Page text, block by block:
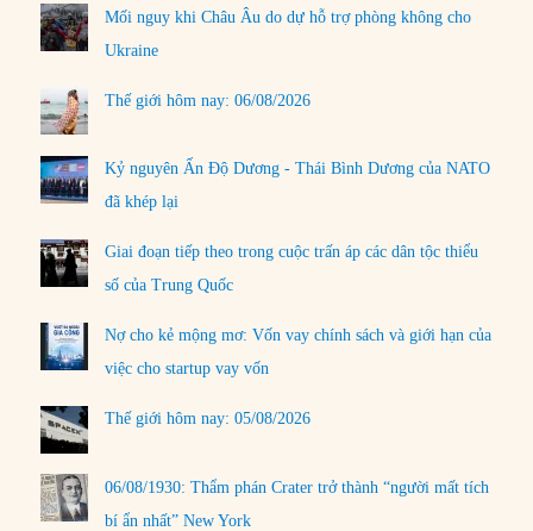
Mối nguy khi Châu Âu do dự hỗ trợ phòng không cho
Ukraine
Thế giới hôm nay: 06/08/2026
Kỷ nguyên Ấn Độ Dương - Thái Bình Dương của NATO
đã khép lại
Giai đoạn tiếp theo trong cuộc trấn áp các dân tộc thiểu
số của Trung Quốc
Nợ cho kẻ mộng mơ: Vốn vay chính sách và giới hạn của
việc cho startup vay vốn
Thế giới hôm nay: 05/08/2026
06/08/1930: Thẩm phán Crater trở thành “người mất tích
bí ẩn nhất” New York